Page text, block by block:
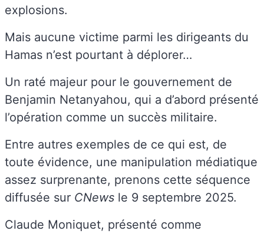
explosions.
Mais aucune victime parmi les dirigeants du
Hamas n’est pourtant à déplorer…
Un raté majeur pour le gouvernement de
Benjamin Netanyahou, qui a d’abord présenté
l’opération comme un succès militaire.
Entre autres exemples de ce qui est, de
toute évidence, une manipulation médiatique
assez surprenante, prenons cette séquence
diffusée sur CNews le 9 septembre 2025.
Claude Moniquet, présenté comme